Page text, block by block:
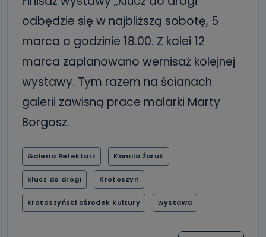
odbędzie się w najbliższą sobotę, 5
marca o godzinie 18.00. Z kolei 12
marca zaplanowano wernisaż kolejnej
wystawy. Tym razem na ścianach
galerii zawisną prace malarki Marty
Borgosz.
Galeria Refektarz Kamila Żaruk
klucz do drogi Krotoszyn
krotoszyński ośrodek kultury wystawa